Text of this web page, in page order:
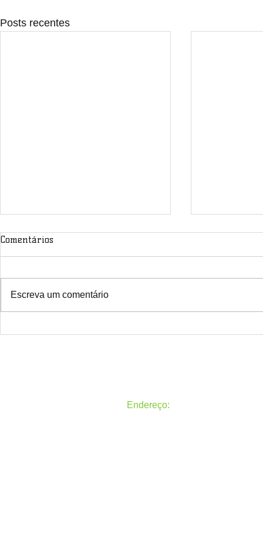
Posts recentes
Comentários
Escreva um comentário
Endereço: